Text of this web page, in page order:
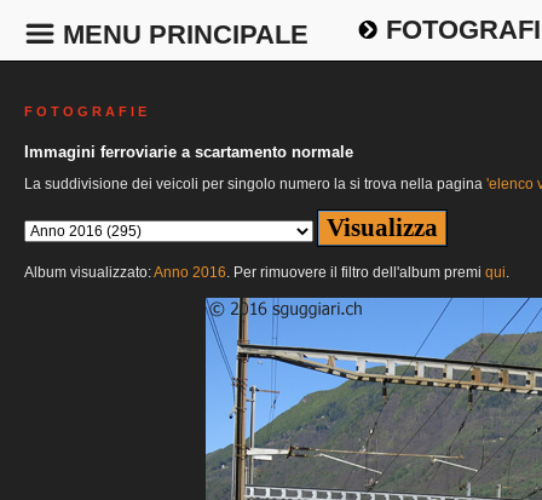
MENU PRINCIPALE
F O T O G R A F I E
Immagini ferroviarie a scartamento normale
La suddivisione dei veicoli per singolo numero la si trova nella pagina 'elenco
Album visualizzato:Anno 2016. Per rimuovere il filtro dell'album premi qui.